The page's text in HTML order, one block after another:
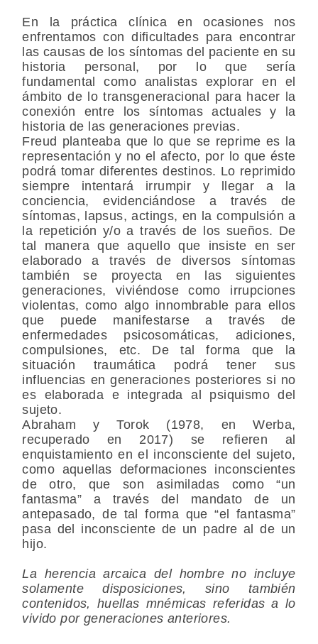
En la práctica clínica en ocasiones nos
enfrentamos con dificultades para encontrar
las causas de los síntomas del paciente en su
historia personal, por lo que sería
fundamental como analistas explorar en el
ámbito de lo transgeneracional para hacer la
conexión entre los síntomas actuales y la
historia de las generaciones previas.
Freud planteaba que lo que se reprime es la
representación y no el afecto, por lo que éste
podrá tomar diferentes destinos. Lo reprimido
siempre intentará irrumpir y llegar a la
conciencia, evidenciándose a través de
síntomas, lapsus, actings, en la compulsión a
la repetición y/o a través de los sueños. De
tal manera que aquello que insiste en ser
elaborado a través de diversos síntomas
también se proyecta en las siguientes
generaciones, viviéndose como irrupciones
violentas, como algo innombrable para ellos
que puede manifestarse a través de
enfermedades psicosomáticas, adiciones,
compulsiones, etc. De tal forma que la
situación traumática podrá tener sus
influencias en generaciones posteriores si no
es elaborada e integrada al psiquismo del
sujeto.
Abraham y Torok (1978, en Werba,
recuperado en 2017) se refieren al
enquistamiento en el inconsciente del sujeto,
como aquellas deformaciones inconscientes
de otro, que son asimiladas como “un
fantasma” a través del mandato de un
antepasado, de tal forma que “el fantasma”
pasa del inconsciente de un padre al de un
hijo.
La herencia arcaica del hombre no incluye
solamente disposiciones, sino también
contenidos, huellas mnémicas referidas a lo
vivido por generaciones anteriores.